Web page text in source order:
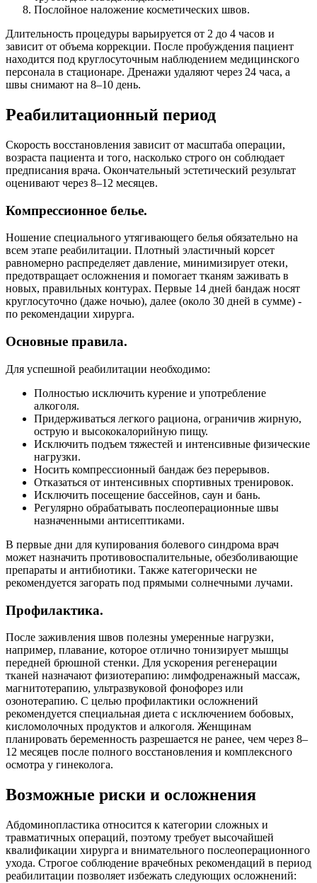
Послойное наложение косметических швов.
Длительность процедуры варьируется от 2 до 4 часов и
зависит от объема коррекции. После пробуждения пациент
находится под круглосуточным наблюдением медицинского
персонала в стационаре. Дренажи удаляют через 24 часа, а
швы снимают на 8–10 день.
Реабилитационный период
Скорость восстановления зависит от масштаба операции,
возраста пациента и того, насколько строго он соблюдает
предписания врача. Окончательный эстетический результат
оценивают через 8–12 месяцев.
Компрессионное белье.
Ношение специального утягивающего белья обязательно на
всем этапе реабилитации. Плотный эластичный корсет
равномерно распределяет давление, минимизирует отеки,
предотвращает осложнения и помогает тканям заживать в
новых, правильных контурах. Первые 14 дней бандаж носят
круглосуточно (даже ночью), далее (около 30 дней в сумме) -
по рекомендации хирурга.
Основные правила.
Для успешной реабилитации необходимо:
Полностью исключить курение и употребление
алкоголя.
Придерживаться легкого рациона, ограничив жирную,
острую и высококалорийную пищу.
Исключить подъем тяжестей и интенсивные физические
нагрузки.
Носить компрессионный бандаж без перерывов.
Отказаться от интенсивных спортивных тренировок.
Исключить посещение бассейнов, саун и бань.
Регулярно обрабатывать послеоперационные швы
назначенными антисептиками.
В первые дни для купирования болевого синдрома врач
может назначить противовоспалительные, обезболивающие
препараты и антибиотики. Также категорически не
рекомендуется загорать под прямыми солнечными лучами.
Профилактика.
После заживления швов полезны умеренные нагрузки,
например, плавание, которое отлично тонизирует мышцы
передней брюшной стенки. Для ускорения регенерации
тканей назначают физиотерапию: лимфодренажный массаж,
магнитотерапию, ультразвуковой фонофорез или
озонотерапию. С целью профилактики осложнений
рекомендуется специальная диета с исключением бобовых,
кисломолочных продуктов и алкоголя. Женщинам
планировать беременность разрешается не ранее, чем через 8–
12 месяцев после полного восстановления и комплексного
осмотра у гинеколога.
Возможные риски и осложнения
Абдоминопластика относится к категории сложных и
травматичных операций, поэтому требует высочайшей
квалификации хирурга и внимательного послеоперационного
ухода. Строгое соблюдение врачебных рекомендаций в период
реабилитации позволяет избежать следующих осложнений: